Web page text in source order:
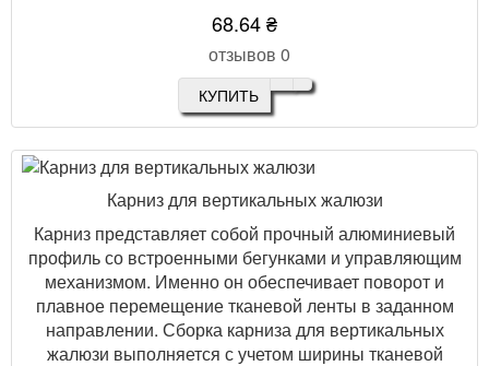
68.64 ₴
отзывов 0
КУПИТЬ
Карниз для вертикальных жалюзи
Карниз представляет собой прочный алюминиевый
профиль со встроенными бегунками и управляющим
механизмом. Именно он обеспечивает поворот и
плавное перемещение тканевой ленты в заданном
направлении. Сборка карниза для вертикальных
жалюзи выполняется с учетом ширины тканевой